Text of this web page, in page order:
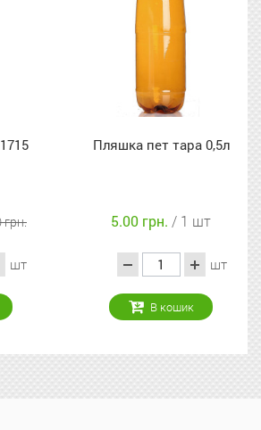
пет тара 0,5л
грн.
Пляшка пет
8.00 грн.